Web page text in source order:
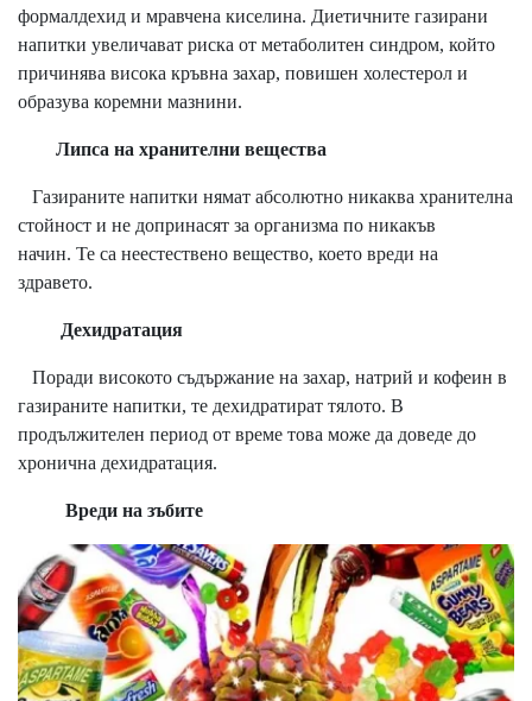
формалдехид и мравчена киселина. Диетичните газирани
напитки увеличават риска от метаболитен синдром, който
причинява висока кръвна захар, повишен холестерол и
образува коремни мазнини.
Липса на хранителни вещества
Газираните напитки нямат абсолютно никаква хранителна
стойност и не допринасят за организма по никакъв
начин. Те са неестествено вещество, което вреди на
здравето.
Дехидратация
Поради високото съдържание на захар, натрий и кофеин в
газираните напитки, те дехидратират тялото. В
продължителен период от време това може да доведе до
хронична дехидратация.
Вреди на зъбите